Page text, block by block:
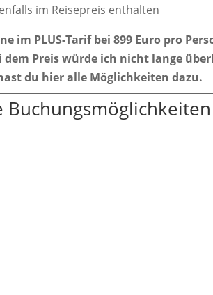
im Reisepreis enthalten
im PLUS-Tarif bei 899 Euro pro
dem Preis würde ich nicht lange
du hier alle Möglichkeiten dazu.